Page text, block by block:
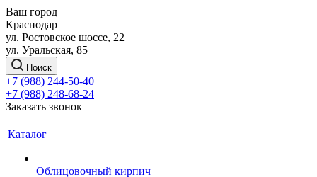
Ваш город
Краснодар
ул. Ростовское шоссе, 22
ул. Уральская, 85
Поиск
+7 (988) 244-50-40
+7 (988) 248-68-24
Заказать звонок
Каталог
Облицовочный кирпич